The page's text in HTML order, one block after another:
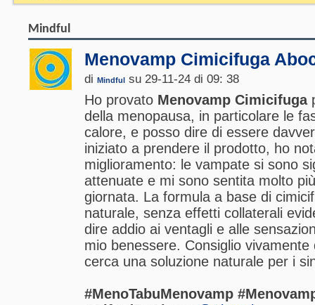
Mindful
Menovamp Cimicifuga
di Mindful su 29-11-24 di 09: 38
Ho provato Menovamp Cimicifuga
della menopausa, in particolare le
calore, e posso dire di essere
iniziato a prendere il prodotto, ho
miglioramento: le vampate si sono
attenuate e mi sono sentita molto
giornata. La formula a base di
naturale, senza effetti collaterali
dire addio ai ventagli e alle
mio benessere. Consiglio
cerca una soluzione naturale per i
#MenoTabuMenovamp